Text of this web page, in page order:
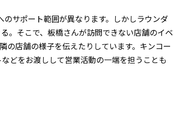
サポート範囲が異なります。しかしラウンダ
。そこで、板橋さんが訪問できない店舗のイベ
の店舗の様子を伝えたりしています。キンコー
どをお渡しして営業活動の一端を担うことも